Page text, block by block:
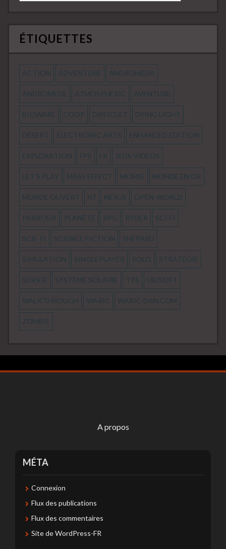
ÉTIQUETTES
ACTION ADVENTURE ANDROMEDA
ANDROMEDE ATMOSPHERIC AVENTURE
BIOWARE COOP DIFFICULT DYING LIGHT
DÉSERT ELECTRONIC ARTS ENHANCED EDITION
EXPLORATION FPS FR JEUX VIDEOS
LET'S PLAY MASS EFFECT MOMIE MONDE EN OR
MONDE OUVERT N7 NEXUS OPEN-WORLD
PARKOUR PLANÈTE RPG RYDER SCI-FI
SCIE-FI SCIENCE FICTION SHEPARD
SIMULATION SINGLEPLAYER SOLO STRATÉGIE
SURVIE SYSTÈME SOLAIRE TPS UBISOFT
WALKTHROUGH WARIC WARIC-DAN.COM
ZOMBIE
A propos
MÉTA
Connexion
Flux des publications
Flux des commentaires
Site de WordPress-FR